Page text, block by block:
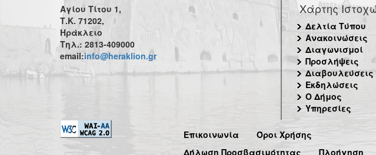
Αγίου Τίτου 1,
Τ.Κ. 71202,
Ηράκλειο
Τηλ.: 2813-409000
email:info@heraklion.gr
Χάρτης
Δελτία Τύπου
Ανακοινώσεις
Διαγωνισμοί
Προσλήψεις
Διαβουλεύσεις
Εκδηλώσεις
Ο Δήμος
Υπηρεσίες
Επικοινωνία
Όροι Χρήσης
Δήλωση Προσβασιμότητας
Πλοήγηση